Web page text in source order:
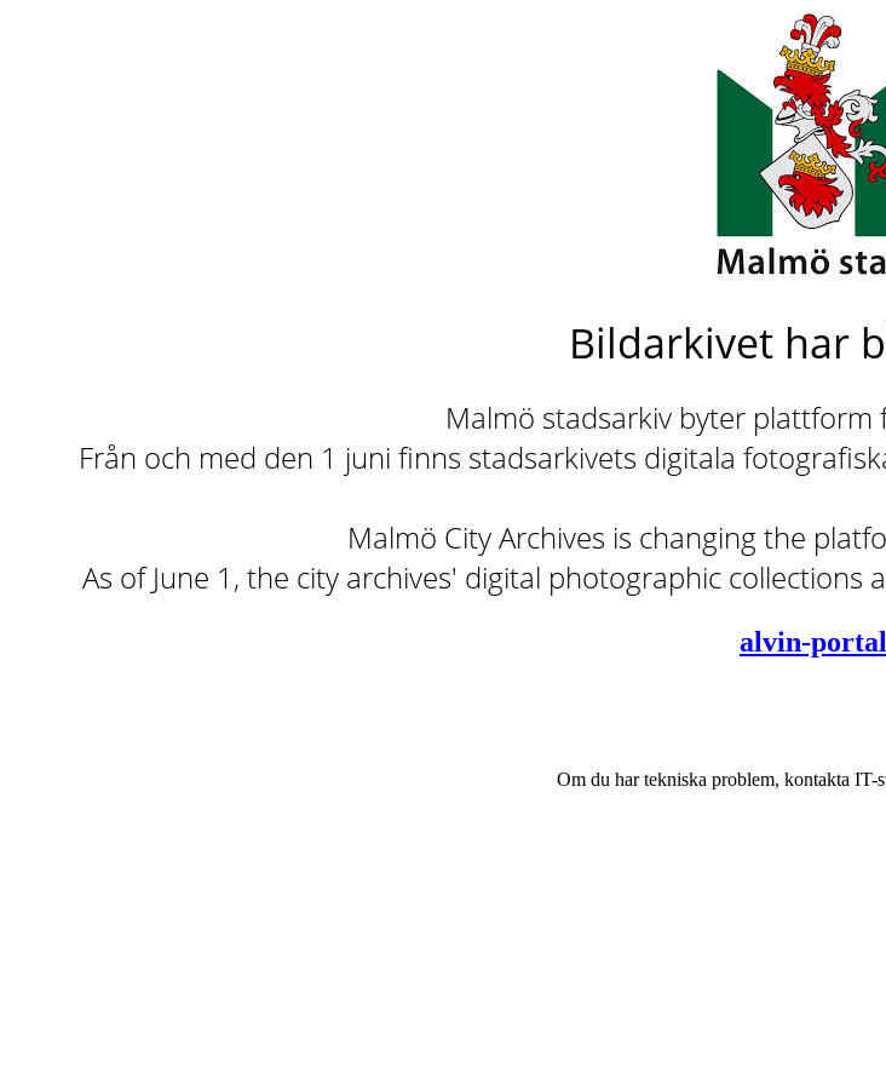
Bildarkivet har
Malmö stadsarkiv byter plattform
Från och med den 1 juni finns stadsarkivets digitala
Malmö City Archives is changing the
As of June 1, the city archives' digital photographic collections
alvin-portal
Om du har tekniska problem, kontakta IT-